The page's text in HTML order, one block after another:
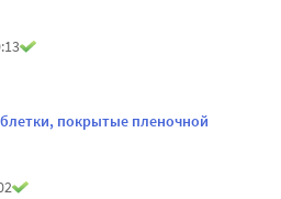
покрытые пленочной